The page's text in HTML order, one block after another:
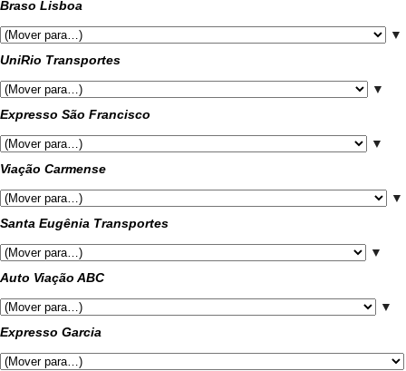
Braso Lisboa
▼
UniRio Transportes
▼
Expresso São Francisco
▼
Viação Carmense
▼
Santa Eugênia Transportes
▼
Auto Viação ABC
▼
Expresso Garcia